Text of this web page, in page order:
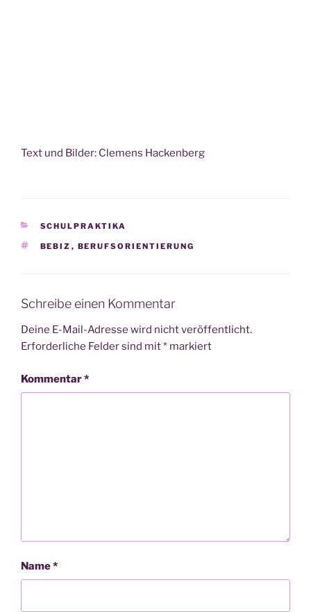
Text und Bil­der: Cle­mens Hackenberg
KATEGORIEN
SCHULPRAKTIKA
SCHLAGWÖRTER
BEBIZ , BERUFSORIENTIERUNG
Schreibe einen Kommentar
Deine E-Mail-Adresse wird nicht veröffentlicht.
Erforderliche Felder sind mit* markiert
Kommentar*
Name*